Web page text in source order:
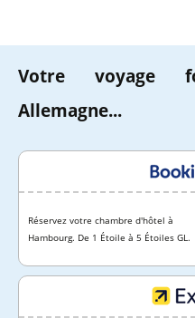
Votre voyage
Allemagne...
Réservez votre chambre d'hôtel à
Hambourg. De 1 Étoile à 5 Étoiles GL.